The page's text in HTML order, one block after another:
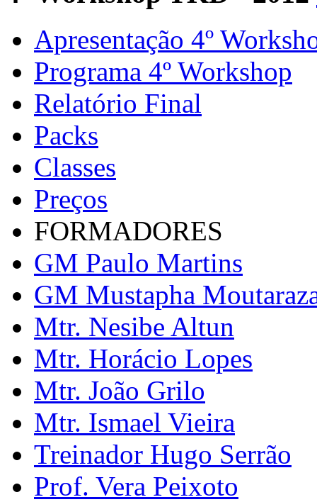
Apresentação 4º
Programa 4º Workshop
Relatório Final
Packs
Classes
Preços
FORMADORES
GM Paulo Martins
GM Mustapha
Mtr. Nesibe Altun
Mtr. Horácio Lopes
Mtr. João Grilo
Mtr. Ismael Vieira
Treinador Hugo Serrão
Prof. Vera Peixoto